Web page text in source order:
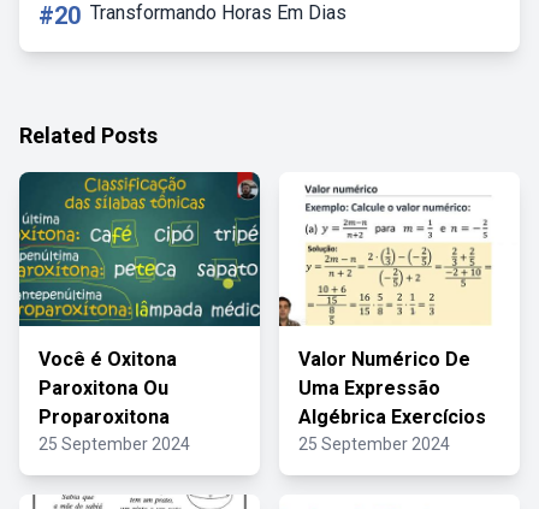
#20 Transformando Horas Em Dias
Related Posts
Você é Oxitona
Paroxitona Ou
Proparoxitona
25 September 2024
Valor Numérico De
Uma Expressão
Algébrica Exercícios
25 September 2024